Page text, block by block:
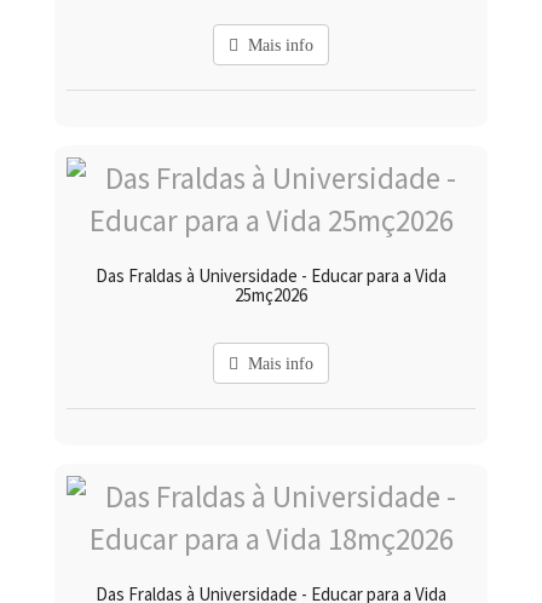
Mais info
Das Fraldas à Universidade - Educar para a Vida
25mç2026
Mais info
Das Fraldas à Universidade - Educar para a Vida